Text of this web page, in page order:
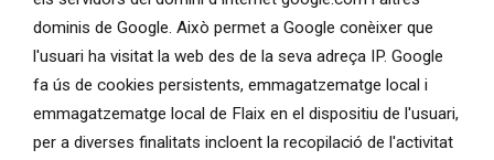
dominis de Google. Això permet a Google conèixer que
l'usuari ha visitat la web des de la seva adreça IP. Google
fa ús de cookies persistents, emmagatzematge local i
emmagatzematge local de Flaix en el dispositiu de l'usuari,
per a diverses finalitats incloent la recopilació de l'activitat